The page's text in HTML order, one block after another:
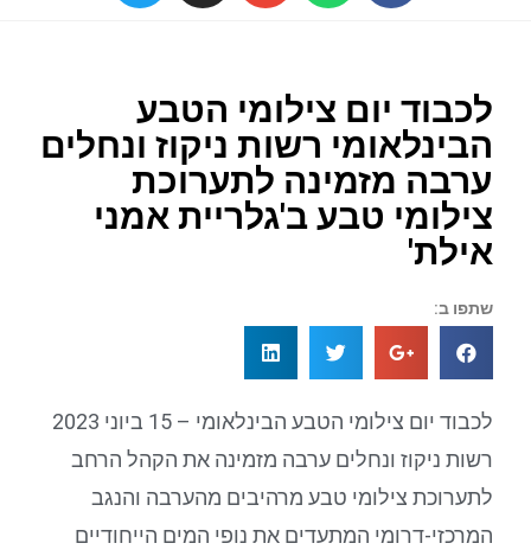
לכבוד יום צילומי הטבע
הבינלאומי רשות ניקוז ונחלים
ערבה מזמינה לתערוכת
צילומי טבע ב'גלריית אמני
אילת'
שתפו ב:
לכבוד יום צילומי הטבע הבינלאומי – 15 ביוני 2023
רשות ניקוז ונחלים ערבה מזמינה את הקהל הרחב
לתערוכת צילומי טבע מרהיבים מהערבה והנגב
המרכזי-דרומי המתעדים את נופי המים הייחודיים